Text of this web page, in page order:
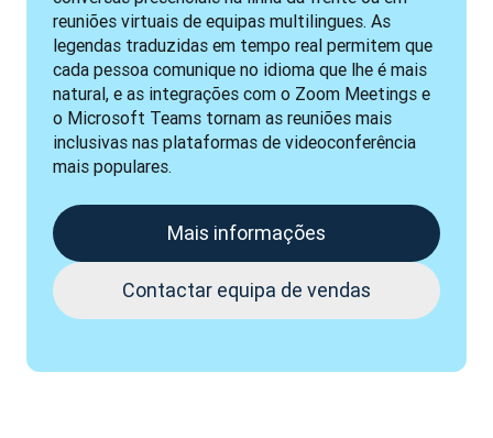
reuniões virtuais de equipas multilingues. As
legendas traduzidas em tempo real permitem que
cada pessoa comunique no idioma que lhe é mais
natural, e as integrações com o Zoom Meetings e
o Microsoft Teams tornam as reuniões mais
inclusivas nas plataformas de videoconferência
mais populares.
Mais informações
Contactar equipa de vendas